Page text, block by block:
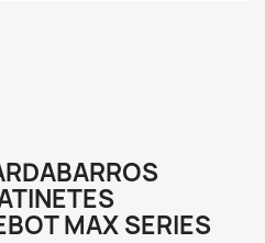
MAX SERIES